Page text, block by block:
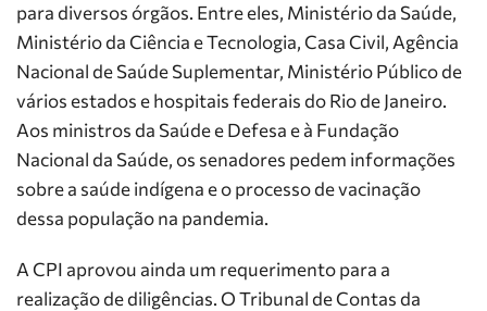
para diversos órgãos. Entre eles, Ministério da Saúde,
Ministério da Ciência e Tecnologia, Casa Civil, Agência
Nacional de Saúde Suplementar, Ministério Público de
vários estados e hospitais federais do Rio de Janeiro.
Aos ministros da Saúde e Defesa e à Fundação
Nacional da Saúde, os senadores pedem informações
sobre a saúde indígena e o processo de vacinação
dessa população na pandemia.
A CPI aprovou ainda um requerimento para a
realização de diligências. O Tribunal de Contas da